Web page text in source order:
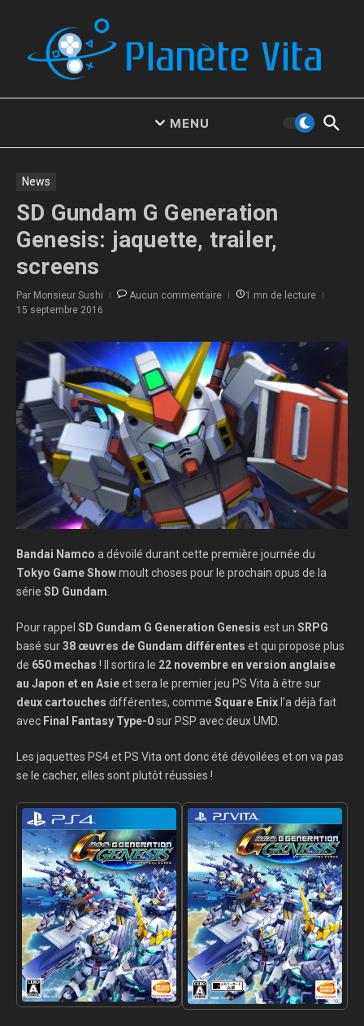
MENU
News
SD Gundam G Generation
Genesis: jaquette, trailer,
screens
Par Monsieur Sushi Aucun commentaire
1 mn de lecture
15 septembre 2016
Bandai Namco a dévoilé durant cette première journée du
Tokyo Game Showmoult choses pour le prochain opus de la
série SD Gundam
Pour rappel SD Gundam G Generation Genesis est un SRPG
basé sur38 œuvres de Gundam différentes et qui propose plus
de 650 mechas ! Il sortira le 22 novembre en version anglaise
au Japon et en Asieet sera le premier jeu PS Vita à être sur
deux cartouches différentes, comme Square Enixl’a déjà fait
avec Final Fantasy Type-0sur PSP avec deux UMD.
Les jaquettes PS4 et PS Vita ont donc été dévoilées et on va pas
se le cacher, elles sont plutôt réussies !